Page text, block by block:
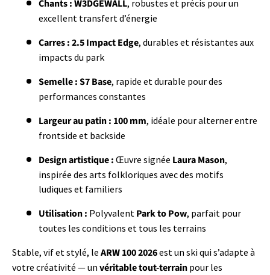
Chants :W3DGEWALL, robustes et précis pour un
excellent transfert d’énergie
Carres :2.5 Impact Edge, durables et résistantes aux
impacts du park
Semelle :S7 Base, rapide et durable pour des
performances constantes
Largeur au patin : 100 mm, idéale pour alterner entre
frontside et backside
Design artistique : Œuvre signée Laura Mason,
inspirée des arts folkloriques avec des motifs
ludiques et familiers
Utilisation : Polyvalent Park to Pow, parfait pour
toutes les conditions et tous les terrains
Stable, vif et stylé, le ARW 100 2026est un ski qui s’adapte à
votre créativité — un véritable tout-terrain pour les